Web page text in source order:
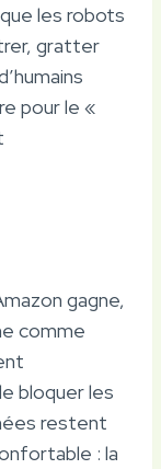
les robots
gratter
pour le «
gagne,
comme
bloquer les
restent
: la